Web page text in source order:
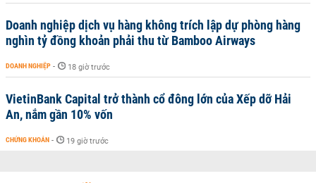
Doanh nghiệp dịch vụ hàng không trích lập dự phòng hàng
nghìn tỷ đồng khoản phải thu từ Bamboo Airways
DOANH NGHIỆP - 18 giờ trước
VietinBank Capital trở thành cổ đông lớn của Xếp dỡ Hải
An, nắm gần 10% vốn
CHỨNG KHOÁN - 19 giờ trước